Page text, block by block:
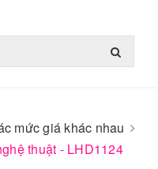
mức giá khác nhau
thuật - LHD1124